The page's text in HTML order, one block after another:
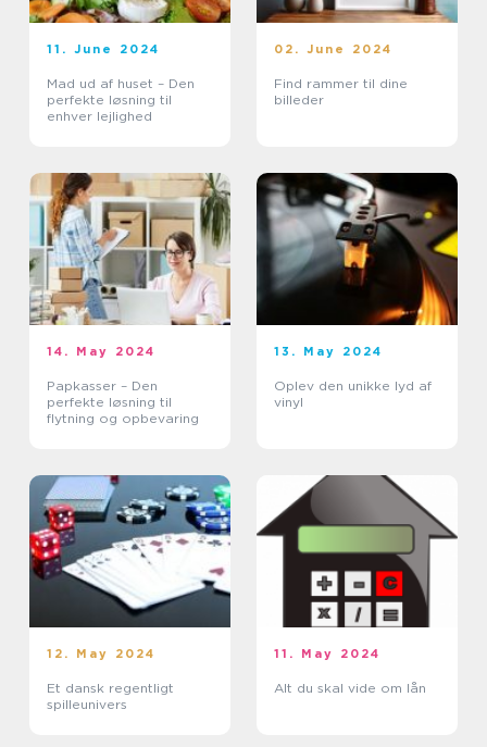
11. June 2024
Mad ud af huset – Den
perfekte løsning til
enhver lejlighed
02. June 2024
Find rammer til dine
billeder
14. May 2024
Papkasser – Den
perfekte løsning til
flytning og opbevaring
13. May 2024
Oplev den unikke lyd af
vinyl
12. May 2024
Et dansk regentligt
spilleunivers
11. May 2024
Alt du skal vide om lån